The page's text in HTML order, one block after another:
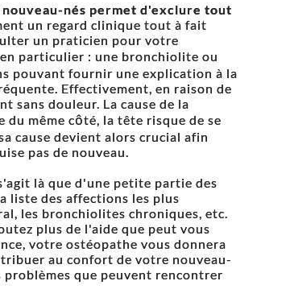
nés permet d'exclure tout
un regard clinique tout à fait
un praticien pour votre
particulier : une bronchiolite ou
pouvant fournir une explication à la
Effectivement, en raison de
sans douleur. La cause de la
même côté, la tête risque de se
cause devient alors crucial afin
pas de nouveau.
là que d'une petite partie des
liste des affections les plus
les bronchiolites chroniques, etc.
plus de l'aide que peut vous
votre ostéopathe vous donnera
au confort de votre nouveau-
problèmes que peuvent rencontrer